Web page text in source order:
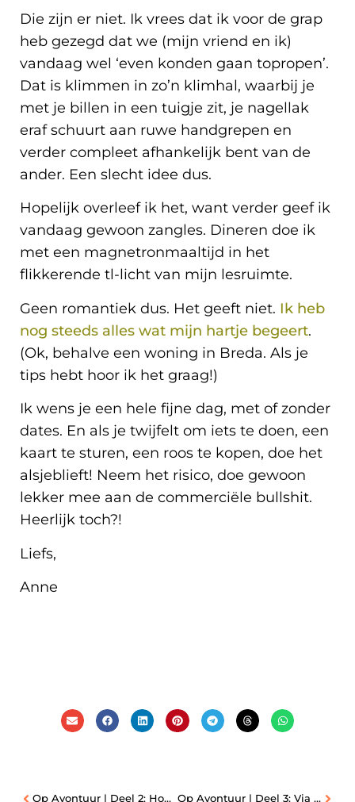
Die zijn er niet. Ik vrees dat ik voor de grap
heb gezegd dat we (mijn vriend en ik)
vandaag wel ‘even konden gaan topropen’.
Dat is klimmen in zo’n klimhal, waarbij je
met je billen in een tuigje zit, je nagellak
eraf schuurt aan ruwe handgrepen en
verder compleet afhankelijk bent van de
ander. Een slecht idee dus.
Hopelijk overleef ik het, want verder geef ik
vandaag gewoon zangles. Dineren doe ik
met een magnetronmaaltijd in het
flikkerende tl-licht van mijn lesruimte.
Geen romantiek dus. Het geeft niet. Ik heb
nog steeds alles wat mijn hartje begeert.
(Ok, behalve een woning in Breda. Als je
tips hebt hoor ik het graag!)
Ik wens je een hele fijne dag, met of zonder
dates. En als je twijfelt om iets te doen, een
kaart te sturen, een roos te kopen, doe het
alsjeblieft! Neem het risico, doe gewoon
lekker mee aan de commerciële bullshit.
Heerlijk toch?!
Liefs,
Anne
Op Avontuur | Deel 2: Hoofdlampjes en Graven Op Avontuur | Deel 3: Via Ferrata en Nancy